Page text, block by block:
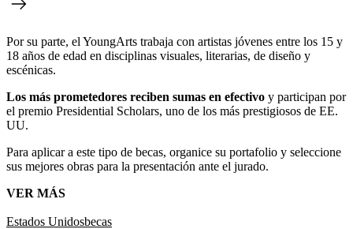
Por su parte, el YoungArts trabaja con artistas jóvenes entre los 15 y
18 años de edad en disciplinas visuales, literarias, de diseño y
escénicas.
Los más prometedores reciben sumas en efectivo y participan por
el premio Presidential Scholars, uno de los más prestigiosos de EE.
UU.
Para aplicar a este tipo de becas, organice su portafolio y seleccione
sus mejores obras para la presentación ante el jurado.
VER MÁS
Estados Unidosbecas